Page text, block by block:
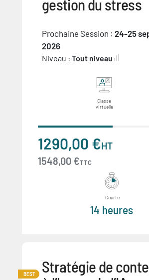
gestion du stress
Prochaine Session : 24-25
2026
Niveau : Tout niveau
Classe
virtuelle
1290,00 €HT
1548,00 €TTC
Courte
14 heures
BEST
Stratégie de